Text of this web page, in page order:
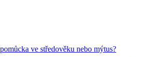
ve středověku nebo mýtus?